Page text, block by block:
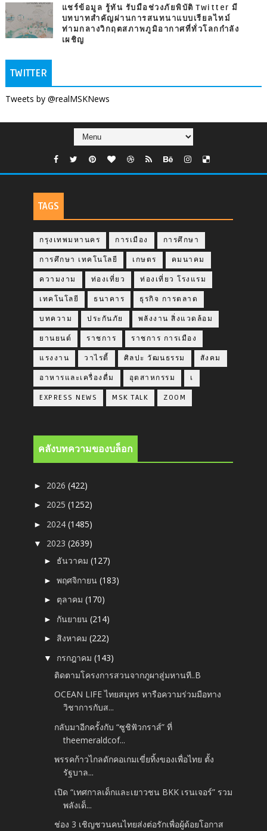
แชร์ข้อมูล รู้ทัน รับมือช่วงภัยพิบัติ Twitter มี
บทบาทสำคัญผ่านการสนทนาแบบเรียลไทม์
ท่ามกลางวิกฤตสภาพภูมิอากาศที่ทั่วโลกกำลัง
เผชิญ
TWITTER
Tweets by @realMSKNews
TAGS
กรุงเทพมหานคร การเมือง การศึกษา
การศึกษา เทคโนโลยี เกษตร คมนาคม
ความงาม ท่องเที่ยว ท่องเที่ยว โรงแรม
เทคโนโลยี ธนาคาร ธุรกิจ การตลาด
บทความ ประกันภัย พลังงาน สิ่งแวดล้อม
ยานยนต์ ราชการ ราชการ การเมือง
แรงงาน วาไรตี้ ศิลปะ วัฒนธรรม สังคม
อาหารและเครื่องดื่ม อุตสาหกรรม เ
EXPRESS NEWS MSK TALK ZOOM
คลังบทความของบล็อก
► 2026(422)
► 2025(1252)
► 2024(1485)
▼ 2023(2639)
► ธันวาคม(127)
►พฤศจิกายน(183)
► ตุลาคม(170)
► กันยายน(214)
► สิงหาคม(222)
▼ กรกฎาคม(143)
ติดตามโครงการสวนจากภูผาสู่มหานที..B
OCEAN LIFE ไทยสมุทร หารือความร่วมมือทาง
วิชาการกับส...
กลับมาอีกครั้งกับ “ซูชิฟัวกราส์” ที่
theemeraldcof...
พรรคก้าวไกลดักคอเกมเขี่ยทิ้งของเพื่อไทย ตั้ง
รัฐบาล...
เปิด “เทศกาลเด็กและเยาวชน BKK เรนเจอร์” รวม
พลังเด็...
ช่อง 3 เชิญชวนคนไทยส่งต่อรักเพื่อผู้ด้อยโอกาส